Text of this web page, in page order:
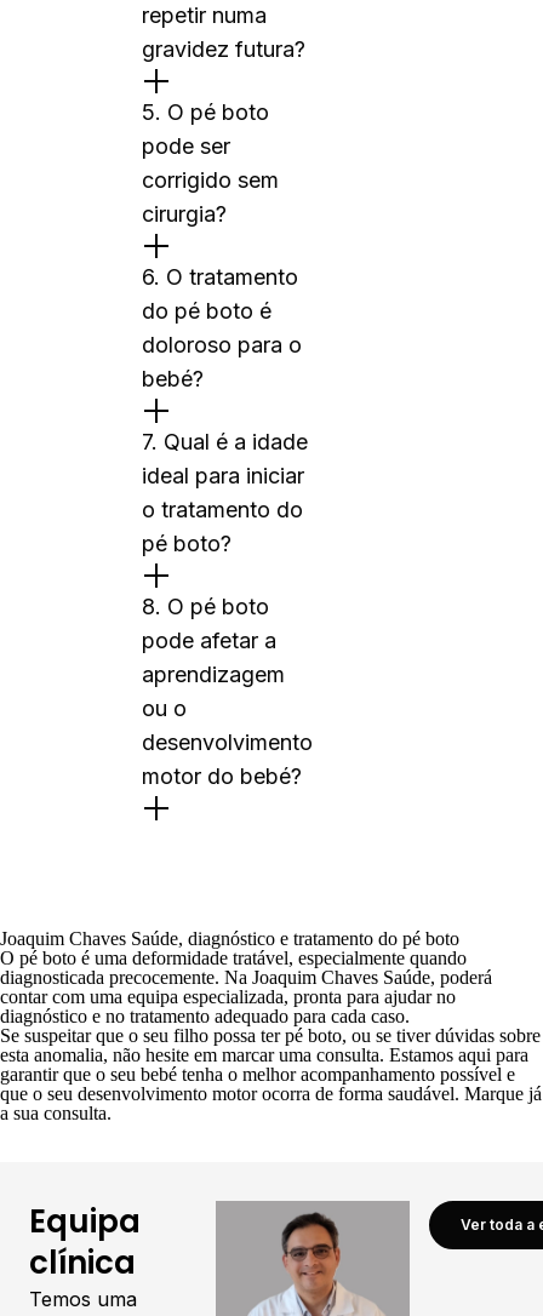
repetir numa
gravidez futura?
5. O pé boto
pode ser
corrigido sem
cirurgia?
6. O tratamento
do pé boto é
doloroso para o
bebé?
7. Qual é a idade
ideal para iniciar
o tratamento do
pé boto?
8. O pé boto
pode afetar a
aprendizagem
ou o
desenvolvimento
motor do bebé?
Joaquim Chaves Saúde, diagnóstico e tratamento do pé boto
O pé boto é uma deformidade tratável, especialmente quando
diagnosticada precocemente. Na Joaquim Chaves Saúde, poderá
contar com uma equipa especializada, pronta para ajudar no
diagnóstico e no tratamento adequado para cada caso.
Se suspeitar que o seu filho possa ter pé boto, ou se tiver dúvidas sobre
esta anomalia, não hesite em marcar uma consulta. Estamos aqui para
garantir que o seu bebé tenha o melhor acompanhamento possível e
que o seu desenvolvimento motor ocorra de forma saudável. Marque já
a sua consulta.
Equipa
clínica
Temos uma
Ver toda a